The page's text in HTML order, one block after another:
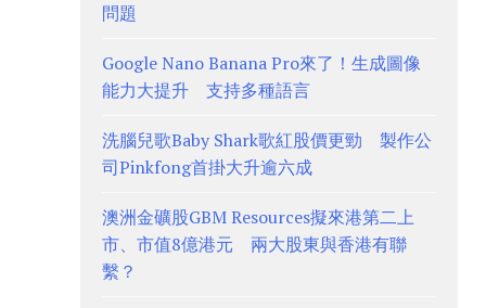
問題
Google Nano Banana Pro來了！生成圖像
能力大提升 支持多種語言
洗腦兒歌Baby Shark歌紅股價更勁 製作公
司Pinkfong首掛大升逾六成
澳洲金礦股GBM Resources擬來港第二上
市、市值8億港元 兩大股東與香港有聯
繫？